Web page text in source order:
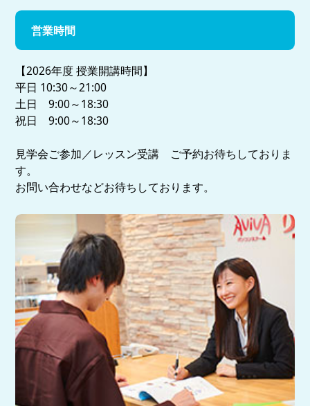
営業時間
【2026年度 授業開講時間】
平日 10:30～21:00
土日 9:00～18:30
祝日 9:00～18:30
見学会ご参加／レッスン受講 ご予約お待ちしておりま
す。
お問い合わせなどお待ちしております。